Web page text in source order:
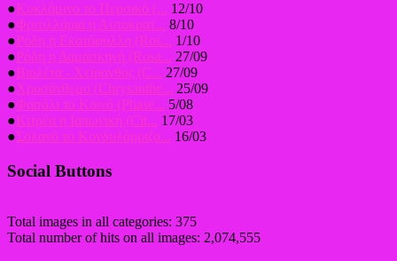
●Κυκλάμινο το Περσικό (... 12/10
●Φριτιλλάρια η Αυτοκρατ... 8/10
●Ρόδη η Εκατόφυλλη (Ros... 1/10
●Ρόδη η Δαμασκηνή (Rosa... 27/09
●Βιολέτα - Χείρανθος (C... 27/09
●Χρυσάνθεμο (Chrysanthe... 25/09
●Φασόλι το Κοινό (Phase... 5/08
●Κιτρέα η Ιαπωνική (Cit... 17/03
●Σολανό το Κονδυλόρριζο... 16/03
Social Buttons
Total images in all categories: 375
Total number of hits on all images: 2,074,555